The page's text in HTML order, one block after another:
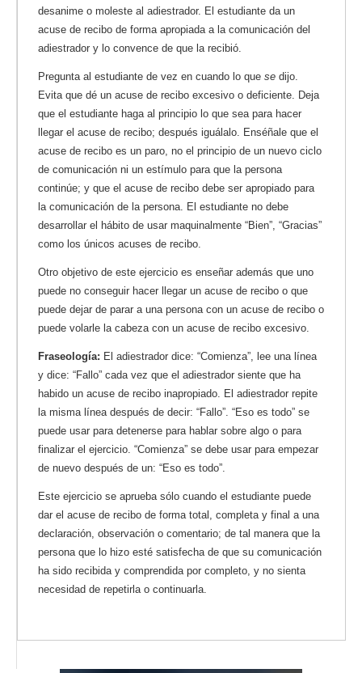
desanime o moleste al adiestrador. El estudiante da un
acuse de recibo de forma apropiada a la comunicación del
adiestrador y lo convence de que la recibió.
Pregunta al estudiante de vez en cuando lo que se dijo.
Evita que dé un acuse de recibo excesivo o deficiente. Deja
que el estudiante haga al principio lo que sea para hacer
llegar el acuse de recibo; después iguálalo. Enséñale que el
acuse de recibo es un paro, no el principio de un nuevo ciclo
de comunicación ni un estímulo para que la persona
continúe; y que el acuse de recibo debe ser apropiado para
la comunicación de la persona. El estudiante no debe
desarrollar el hábito de usar maquinalmente “Bien”, “Gracias”
como los únicos acuses de recibo.
Otro objetivo de este ejercicio es enseñar además que uno
puede no conseguir hacer llegar un acuse de recibo o que
puede dejar de parar a una persona con un acuse de recibo o
puede volarle la cabeza con un acuse de recibo excesivo.
Fraseología: El adiestrador dice: “Comienza”, lee una línea
y dice: “Fallo” cada vez que el adiestrador siente que ha
habido un acuse de recibo inapropiado. El adiestrador repite
la misma línea después de decir: “Fallo”. “Eso es todo” se
puede usar para detenerse para hablar sobre algo o para
finalizar el ejercicio. “Comienza” se debe usar para empezar
de nuevo después de un: “Eso es todo”.
Este ejercicio se aprueba sólo cuando el estudiante puede
dar el acuse de recibo de forma total, completa y final a una
declaración, observación o comentario; de tal manera que la
persona que lo hizo esté satisfecha de que su comunicación
ha sido recibida y comprendida por completo, y no sienta
necesidad de repetirla o continuarla.